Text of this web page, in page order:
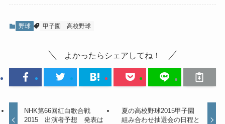
野球 甲子園 高校野球
よかったらシェアしてね！
NHK第66回紅白歌合戦
2015 出演者予想 発表は
夏の高校野球2015甲子園
組み合わせ抽選会の日程と